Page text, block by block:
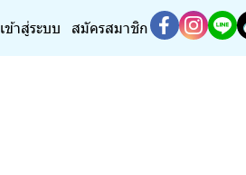
เข้าสู่ระบบ สมัครสมาชิก